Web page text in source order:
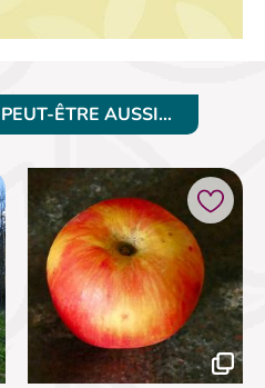
ÊTRE AUSSI…